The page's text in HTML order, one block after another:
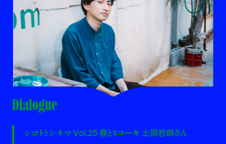
Dialogue
シゴトとシネマ Vol.25 春とヒコーキ 土岡哲朗さん